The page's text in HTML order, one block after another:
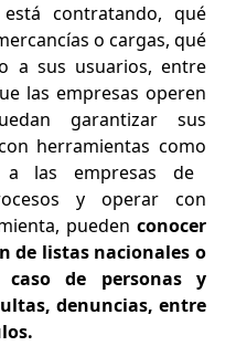
contratando, qué
o cargas, qué
a sus usuarios, entre
las empresas operen
garantizar sus
herramientas como
las empresas de
y operar con
puedenconocer
de listas nacionales o
de personas y
denuncias, entre